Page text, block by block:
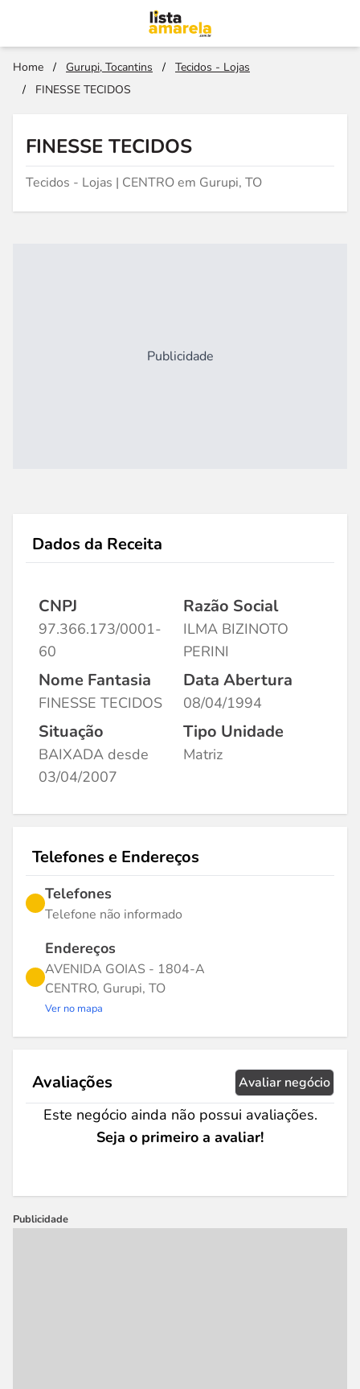
Home / Gurupi, Tocantins /
Tecidos - Lojas
/
FINESSE TECIDOS
FINESSE TECIDOS
Tecidos - Lojas | CENTRO em Gurupi, TO
Publicidade
Dados da Receita
CNPJ
97.366.173/0001-
60
Razão Social
ILMA BIZINOTO
PERINI
Nome Fantasia
FINESSE TECIDOS
Data Abertura
08/04/1994
Situação
BAIXADA desde
03/04/2007
Tipo Unidade
Matriz
Telefones e Endereços
Telefones
Telefone não informado
Endereços
AVENIDA GOIAS - 1804-A
CENTRO, Gurupi, TO
Ver no mapa
Avaliações Avaliar negócio
Este negócio ainda não possui avaliações.
Seja o primeiro a avaliar!
Publicidade